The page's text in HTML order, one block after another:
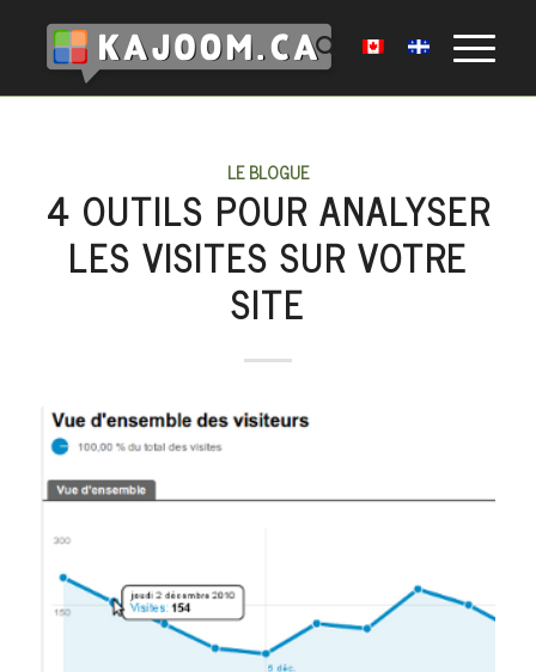
LE BLOGUE
4 OUTILS POUR ANALYSER
LES VISITES SUR VOTRE
SITE